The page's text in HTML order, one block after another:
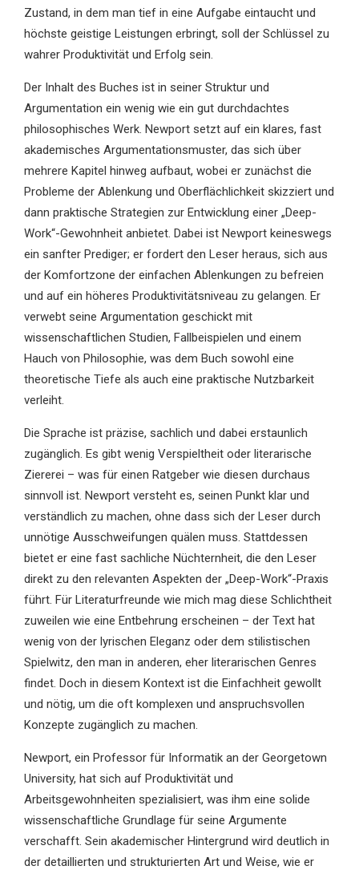
Zustand, in dem man tief in eine Aufgabe eintaucht und
höchste geistige Leistungen erbringt, soll der Schlüssel zu
wahrer Produktivität und Erfolg sein.
Der Inhalt des Buches ist in seiner Struktur und
Argumentation ein wenig wie ein gut durchdachtes
philosophisches Werk. Newport setzt auf ein klares, fast
akademisches Argumentationsmuster, das sich über
mehrere Kapitel hinweg aufbaut, wobei er zunächst die
Probleme der Ablenkung und Oberflächlichkeit skizziert und
dann praktische Strategien zur Entwicklung einer „Deep-
Work“-Gewohnheit anbietet. Dabei ist Newport keineswegs
ein sanfter Prediger; er fordert den Leser heraus, sich aus
der Komfortzone der einfachen Ablenkungen zu befreien
und auf ein höheres Produktivitätsniveau zu gelangen. Er
verwebt seine Argumentation geschickt mit
wissenschaftlichen Studien, Fallbeispielen und einem
Hauch von Philosophie, was dem Buch sowohl eine
theoretische Tiefe als auch eine praktische Nutzbarkeit
verleiht.
Die Sprache ist präzise, sachlich und dabei erstaunlich
zugänglich. Es gibt wenig Verspieltheit oder literarische
Ziererei – was für einen Ratgeber wie diesen durchaus
sinnvoll ist. Newport versteht es, seinen Punkt klar und
verständlich zu machen, ohne dass sich der Leser durch
unnötige Ausschweifungen quälen muss. Stattdessen
bietet er eine fast sachliche Nüchternheit, die den Leser
direkt zu den relevanten Aspekten der „Deep-Work“-Praxis
führt. Für Literaturfreunde wie mich mag diese Schlichtheit
zuweilen wie eine Entbehrung erscheinen – der Text hat
wenig von der lyrischen Eleganz oder dem stilistischen
Spielwitz, den man in anderen, eher literarischen Genres
findet. Doch in diesem Kontext ist die Einfachheit gewollt
und nötig, um die oft komplexen und anspruchsvollen
Konzepte zugänglich zu machen.
Newport, ein Professor für Informatik an der Georgetown
University, hat sich auf Produktivität und
Arbeitsgewohnheiten spezialisiert, was ihm eine solide
wissenschaftliche Grundlage für seine Argumente
verschafft. Sein akademischer Hintergrund wird deutlich in
der detaillierten und strukturierten Art und Weise, wie er